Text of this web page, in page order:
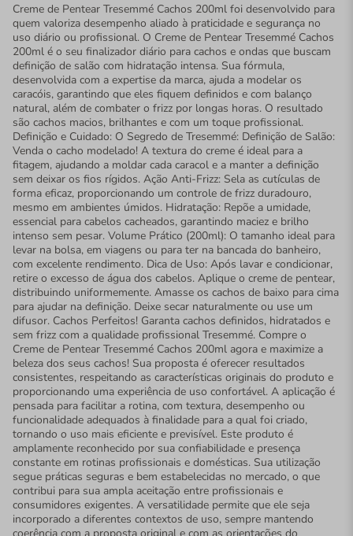
Creme de Pentear Tresemmé Cachos 200ml foi desenvolvido para
quem valoriza desempenho aliado à praticidade e segurança no
uso diário ou profissional. O Creme de Pentear Tresemmé Cachos
200ml é o seu finalizador diário para cachos e ondas que buscam
definição de salão com hidratação intensa. Sua fórmula,
desenvolvida com a expertise da marca, ajuda a modelar os
caracóis, garantindo que eles fiquem definidos e com balanço
natural, além de combater o frizz por longas horas. O resultado
são cachos macios, brilhantes e com um toque profissional.
Definição e Cuidado: O Segredo de Tresemmé: Definição de Salão:
Venda o cacho modelado! A textura do creme é ideal para a
fitagem, ajudando a moldar cada caracol e a manter a definição
sem deixar os fios rígidos. Ação Anti-Frizz: Sela as cutículas de
forma eficaz, proporcionando um controle de frizz duradouro,
mesmo em ambientes úmidos. Hidratação: Repõe a umidade,
essencial para cabelos cacheados, garantindo maciez e brilho
intenso sem pesar. Volume Prático (200ml): O tamanho ideal para
levar na bolsa, em viagens ou para ter na bancada do banheiro,
com excelente rendimento. Dica de Uso: Após lavar e condicionar,
retire o excesso de água dos cabelos. Aplique o creme de pentear,
distribuindo uniformemente. Amasse os cachos de baixo para cima
para ajudar na definição. Deixe secar naturalmente ou use um
difusor. Cachos Perfeitos! Garanta cachos definidos, hidratados e
sem frizz com a qualidade profissional Tresemmé. Compre o
Creme de Pentear Tresemmé Cachos 200ml agora e maximize a
beleza dos seus cachos! Sua proposta é oferecer resultados
consistentes, respeitando as características originais do produto e
proporcionando uma experiência de uso confortável. A aplicação é
pensada para facilitar a rotina, com textura, desempenho ou
funcionalidade adequados à finalidade para a qual foi criado,
tornando o uso mais eficiente e previsível. Este produto é
amplamente reconhecido por sua confiabilidade e presença
constante em rotinas profissionais e domésticas. Sua utilização
segue práticas seguras e bem estabelecidas no mercado, o que
contribui para sua ampla aceitação entre profissionais e
consumidores exigentes. A versatilidade permite que ele seja
incorporado a diferentes contextos de uso, sempre mantendo